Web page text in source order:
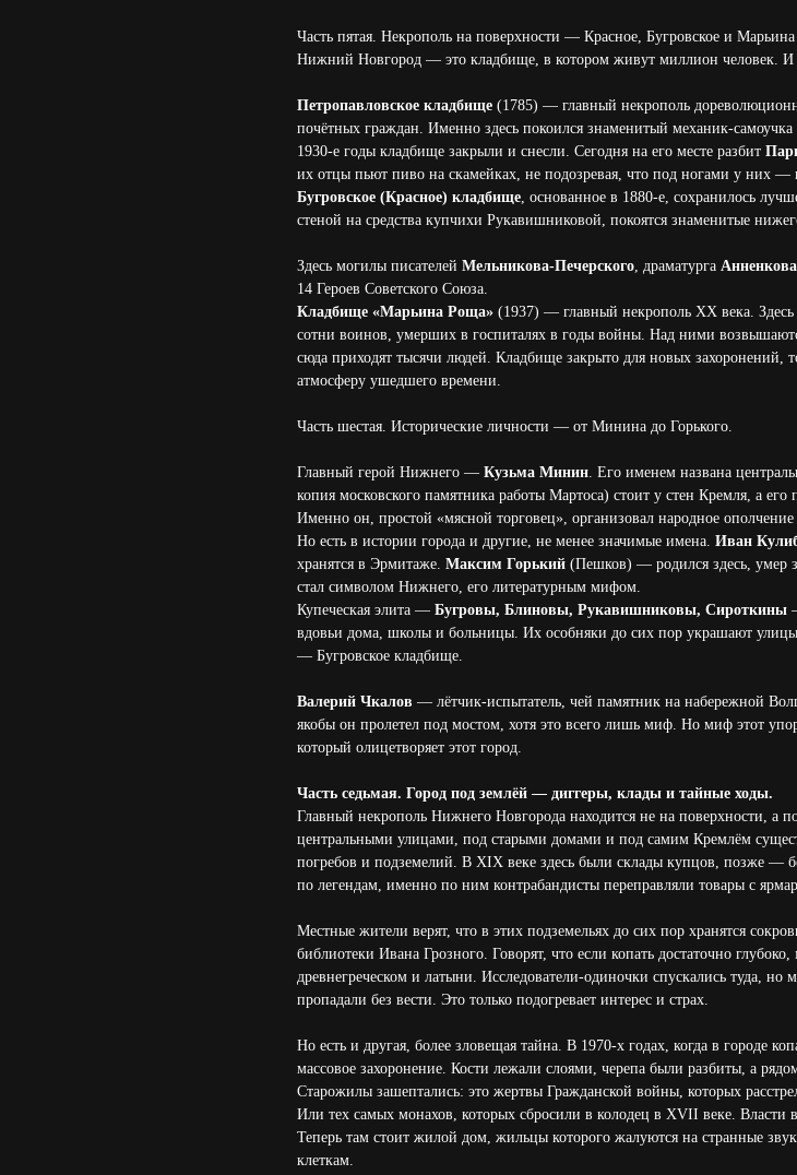
Часть пятая. Некрополь на поверхности — Красное, Бугровское и
Нижний Новгород — это кладбище, в котором живут миллион человек. И
Петропавловское кладбище (1785) — главный некрополь
почётных граждан. Именно здесь покоился знаменитый механик-
1930-е годы кладбище закрыли и снесли. Сегодня на его месте разбит
их отцы пьют пиво на скамейках, не подозревая, что под ногами у них —
Бугровское (Красное) кладбище, основанное в 1880-е, сохранилось
стеной на средства купчихи Рукавишниковой, покоятся знаменитые
Здесь могилы писателей Мельникова-Печерского, драматурга Анненкова
14 Героев Советского Союза.
Кладбище «Марьина Роща» (1937) — главный некрополь XX века.
сотни воинов, умерших в госпиталях в годы войны. Над ними
сюда приходят тысячи людей. Кладбище закрыто для новых захоронений,
атмосферу ушедшего времени.
Часть шестая. Исторические личности — от Минина до Горького.
Главный герой Нижнего — Кузьма Минин. Его именем названа
копия московского памятника работы Мартоса) стоит у стен Кремля, а
Именно он, простой «мясной торговец», организовал народное
Но есть в истории города и другие, не менее значимые имена. Иван
хранятся в Эрмитаже. Максим Горький (Пешков) — родился здесь, умер
стал символом Нижнего, его литературным мифом.
Купеческая элита — Бугровы, Блиновы, Рукавишниковы, Сироткины
вдовьи дома, школы и больницы. Их особняки до сих пор украшают
— Бугровское кладбище.
Валерий Чкалов — лётчик-испытатель, чей памятник на набережной
якобы он пролетел под мостом, хотя это всего лишь миф. Но миф этот
который олицетворяет этот город.
Часть седьмая. Город под землёй — диггеры, клады и тайные ходы.
Главный некрополь Нижнего Новгорода находится не на поверхности, а
центральными улицами, под старыми домами и под самим Кремлём
погребов и подземелий. В XIX веке здесь были склады купцов, позже —
по легендам, именно по ним контрабандисты переправляли товары с
Местные жители верят, что в этих подземельях до сих пор хранятся
библиотеки Ивана Грозного. Говорят, что если копать достаточно
древнегреческом и латыни. Исследователи-одиночки спускались туда,
пропадали без вести. Это только подогревает интерес и страх.
Но есть и другая, более зловещая тайна. В 1970-х годах, когда в городе
массовое захоронение. Кости лежали слоями, черепа были разбиты, а
Старожилы зашептались: это жертвы Гражданской войны, которых
Или тех самых монахов, которых сбросили в колодец в XVII веке. Власти
Теперь там стоит жилой дом, жильцы которого жалуются на странные
клеткам.